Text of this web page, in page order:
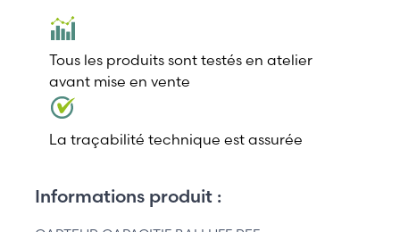
Tous les produits sont testés en atelier
avant mise en vente
La traçabilité technique est assurée
Informations produit :